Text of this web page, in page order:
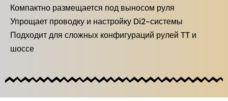
Компактно размещается под выносом руля
Упрощает проводку и настройку Di2-системы
Подходит для сложных конфигураций рулей TT и
шоссе